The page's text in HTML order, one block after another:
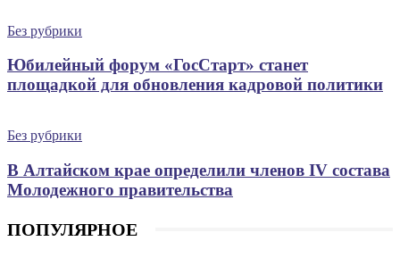
Без рубрики
Юбилейный форум «ГосСтарт» станет
площадкой для обновления кадровой политики
Без рубрики
В Алтайском крае определили членов IV состава
Молодежного правительства
ПОПУЛЯРНОЕ